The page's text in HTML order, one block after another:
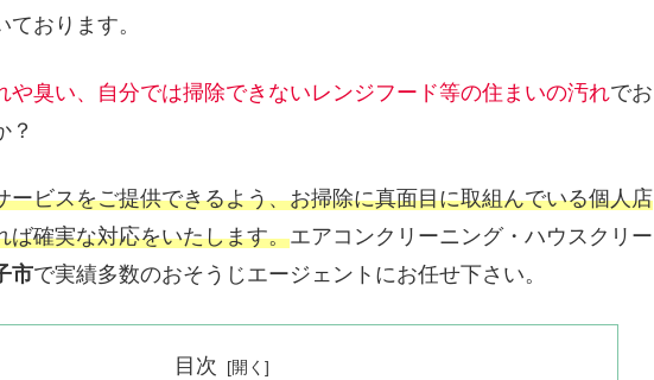
おります。
や臭い、自分では掃除できないレンジフード等の住まいの汚れでお
？
ービスをご提供できるよう、お掃除に真面目に取組んでいる個人店
ば確実な対応をいたします。エアコンクリーニング・ハウスクリー
市で実績多数のおそうじエージェントにお任せ下さい。
目次